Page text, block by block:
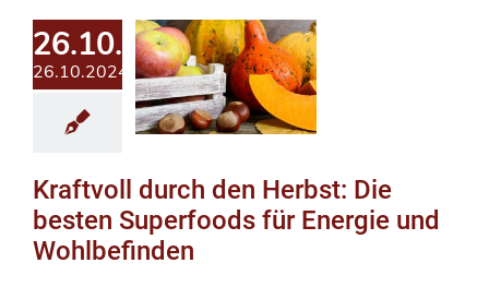
26.10.2024
26.10.2024
Kraftvoll durch den Herbst: Die
besten Superfoods für Energie und
Wohlbefinden